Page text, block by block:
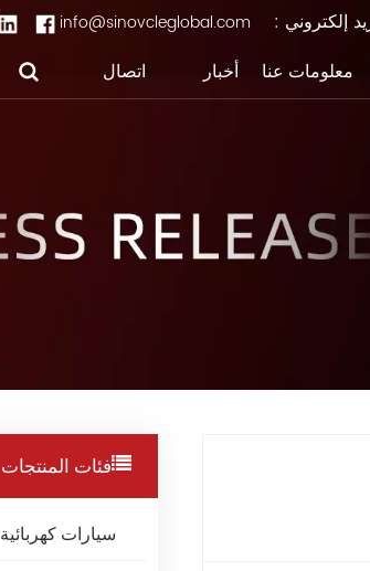
إلكتروني :
info@sinovcleglobal.com
معلومات عنا أخبار اتصال
فئات المنتجات
سيارات كهربائية